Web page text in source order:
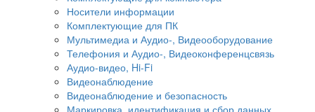
Носители информации
Комплектующие для ПК
Мультимедиа и Аудио-, Видеооборудование
Телефония и Аудио-, Видеоконференцсвязь
Аудио-видео, Hi-Fi
Видеонаблюдение
Видеонаблюдение и безопасность
Маркировка, идентификация и сбор данных